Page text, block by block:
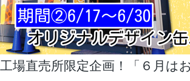
工場直売所限定企画！「６月は